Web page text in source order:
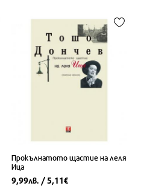
Прокълнатото щастие на леля
Ица
9,99лв. / 5,11€